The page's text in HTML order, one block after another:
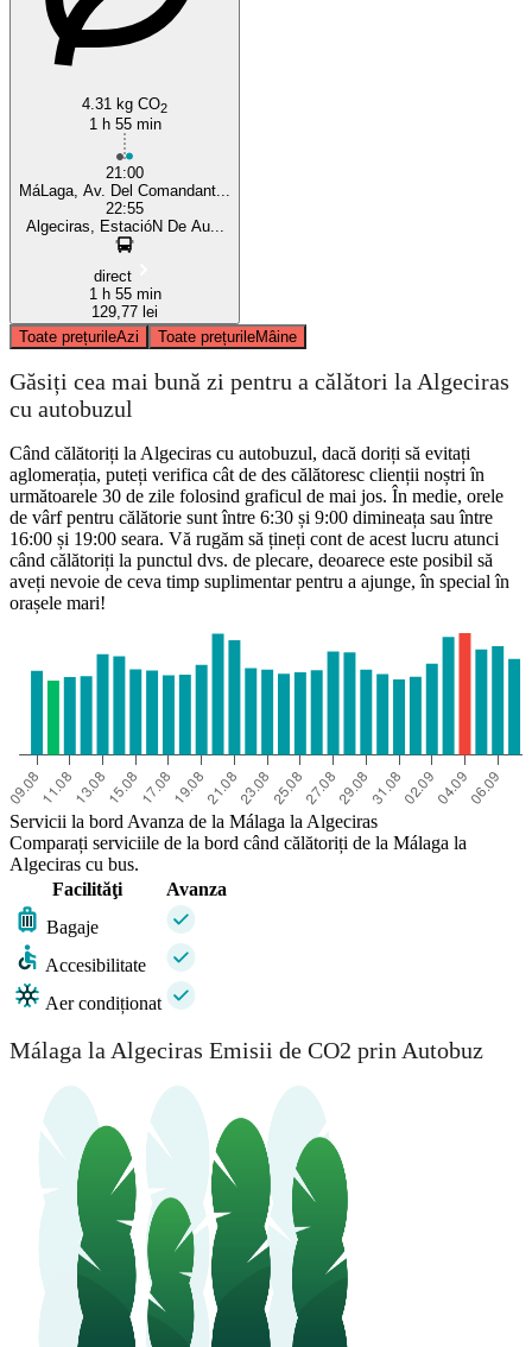
4.31 kg CO2
1 h 55 min
21:00
MáLaga, Av. Del Comandant...
22:55
Algeciras, EstacióN De Au...
direct
1 h 55 min
129,77 lei
Toate prețurileAzi Toate prețurileMâine
Găsiți cea mai bună zi pentru a călători la Algeciras
cu autobuzul
Când călătoriți la Algeciras cu autobuzul, dacă doriți să evitați
aglomerația, puteți verifica cât de des călătoresc clienții noștri în
următoarele 30 de zile folosind graficul de mai jos. În medie, orele
de vârf pentru călătorie sunt între 6:30 și 9:00 dimineața sau între
16:00 și 19:00 seara. Vă rugăm să țineți cont de acest lucru atunci
când călătoriți la punctul dvs. de plecare, deoarece este posibil să
aveți nevoie de ceva timp suplimentar pentru a ajunge, în special în
orașele mari!
Servicii la bord Avanza de la Málaga la Algeciras
Comparați serviciile de la bord când călătoriți de la Málaga la
Algeciras cu bus.
Facilităţi
Avanza
Bagaje
Accesibilitate
Aer condiționat
Málaga la Algeciras Emisii de CO2 prin Autobuz